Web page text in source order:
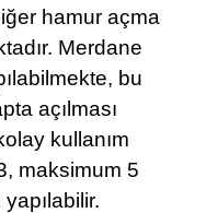
hamur açma
Merdane
bu
açılması
kullanım
maksimum 5